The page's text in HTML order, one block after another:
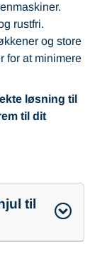
rustfri.
og store
for at minimere
løsning til
til dit
til